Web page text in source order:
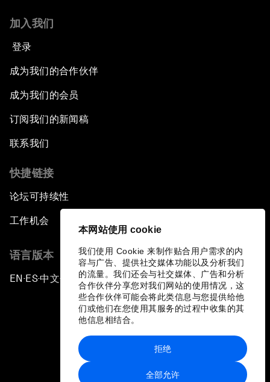
本网站使用 cookie
我们使用 Cookie 来制作贴合用户需求的内
容与广告、提供社交媒体功能以及分析我们
的流量。我们还会与社交媒体、广告和分析
合作伙伴分享您对我们网站的使用情况，这
些合作伙伴可能会将此类信息与您提供给他
们或他们在您使用其服务的过程中收集的其
他信息相结合。
全部允许
拒绝
加入我们
登录
成为我们的合作伙伴
成为我们的会员
订阅我们的新闻稿
联系我们
快捷链接
论坛可持续性
工作机会
语言版本
EN ▪ES▪中文▪ 日本語